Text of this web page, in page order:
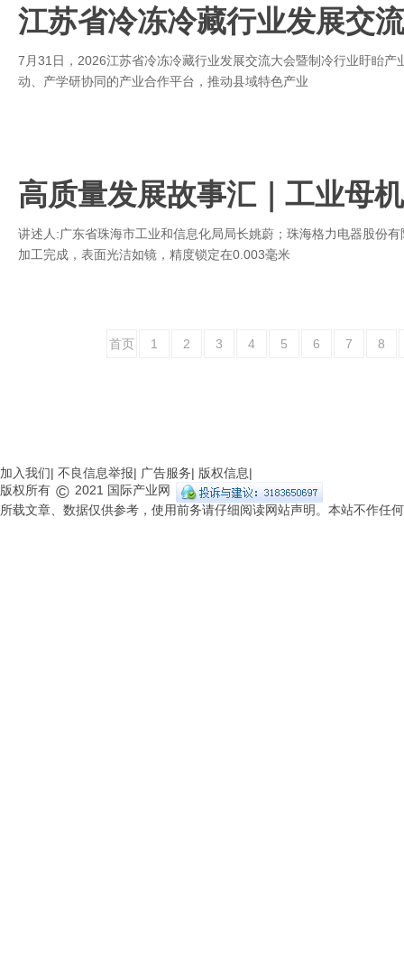
江苏省冷冻冷藏行业发展交
7月31日，2026江苏省冷冻冷藏行业发展交流大会暨制冷行业盱眙
动、产学研协同的产业合作平台，推动县域特色产业
高质量发展故事汇｜工业母
讲述人:广东省珠海市工业和信息化局局长姚蔚；珠海格力电器股份
加工完成，表面光洁如镜，精度锁定在0.003毫米
首页 1 2 3 4 5 6 7 8
加入我们| 不良信息举报| 广告服务| 版权信息|
版权所有 © 2021 国际产业网
所载文章、数据仅供参考，使用前务请仔细阅读网站声明。本站不作任